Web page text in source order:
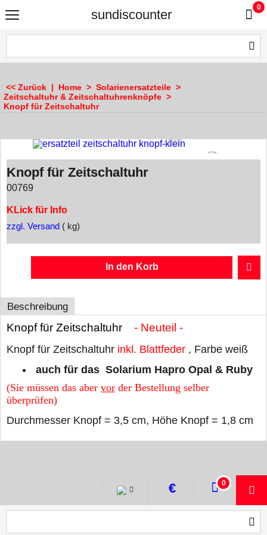
sundiscounter
0
<< Zurück | Home > Solarienersatzteile >
Zeitschaltuhr & Zeitschaltuhrenknöpfe >
Knopf für Zeitschaltuhr
Knopf für Zeitschaltuhr
00769
KLick für Info
zzgl. Versand kg
In den Korb
Beschreibung
Knopf für Zeitschaltuhr - Neuteil -
Knopf für Zeitschaltuhr inkl. Blattfeder , Farbe weiß
auch für das Solarium Hapro Opal & Ruby
(Sie müssen das aber vor der Bestellung selber
überprüfen)
Durchmesser Knopf = 3,5 cm, Höhe Knopf = 1,8 cm
0
€